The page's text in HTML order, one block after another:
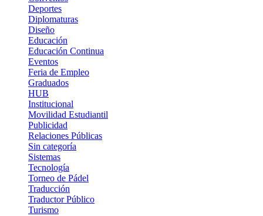
Deportes
Diplomaturas
Diseño
Educación
Educación Continua
Eventos
Feria de Empleo
Graduados
HUB
Institucional
Movilidad Estudiantil
Publicidad
Relaciones Públicas
Sin categoría
Sistemas
Tecnología
Torneo de Pádel
Traducción
Traductor Público
Turismo